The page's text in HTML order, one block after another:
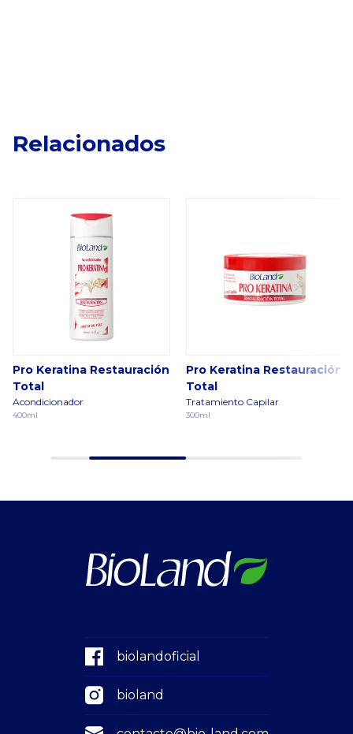
Relacionados
Pro Keratina Restauración
Total
Acondicionador
400ml
Pro Keratina Restauración
Total
Tratamiento Capilar
300ml
biolandoficial
bioland